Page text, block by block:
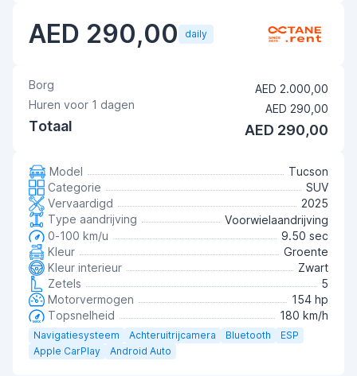
AED 290,00 daily
Borg
AED 2.000,00
Huren voor 1 dagen AED 290,00
Totaal AED 290,00
Model
Tucson
Categorie
SUV
Vervaardigd
2025
Type aandrijving
Voorwielaandrijving
0-100 km/u
9.50 sec
Kleur
Groente
Kleur interieur
Zwart
Zetels
5
Motorvermogen
154 hp
Topsnelheid
180 km/h
Navigatiesysteem Achteruitrijcamera Bluetooth
ESP
Apple CarPlay
Android Auto